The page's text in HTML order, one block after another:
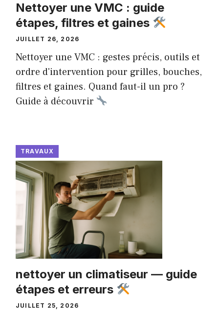
Nettoyer une VMC : guide
étapes, filtres et gaines
JUILLET 26, 2026
Nettoyer une VMC : gestes précis, outils et
ordre d'intervention pour grilles, bouches,
filtres et gaines. Quand faut-il un pro ?
Guide à découvrir
TRAVAUX
nettoyer un climatiseur — guide
étapes et erreurs
JUILLET 25, 2026